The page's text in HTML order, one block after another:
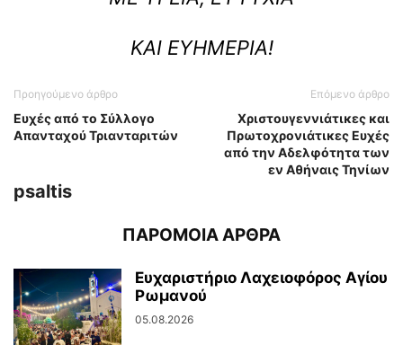
ΚΑΙ ΕΥΗΜΕΡΊΑ!
Προηγούμενο άρθρο
Ευχές από το Σύλλογο
Απανταχού Τριανταριτών
Επόμενο άρθρο
Χριστουγεννιάτικες και
Πρωτοχρονιάτικες Ευχές
από την Αδελφότητα των
εν Αθήναις Τηνίων
psaltis
ΠΑΡΟΜΟΙΑ ΑΡΘΡΑ
Ευχαριστήριο Λαχειοφόρος Αγίου
Ρωμανού
05.08.2026